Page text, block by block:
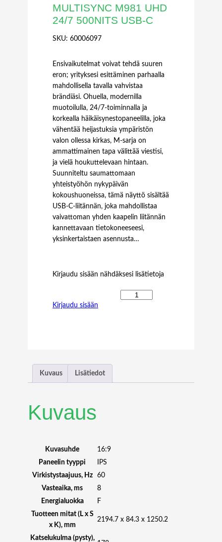
MULTISYNC M981 UHD
24/7 500NITS USB-C
SKU: 60006097
Ensivaikutelmat voivat tehdä suuren
eron; yrityksesi esittäminen parhaalla
mahdollisella tavalla vahvistaa
brändiäsi. Ohuella, modernilla
muotoilulla, 24/7-toiminnalla ja
korkealla häikäisynestopaneelilla, joka
vähentää heijastuksia ympäristön
valon ollessa kirkas, M-sarja on
ammattimainen tapa välittää viestisi,
ja vielä houkuttelevaan hintaan.
Suunniteltu saumattomaan
yhteistyöhön nykypäivän
kokoushuoneissa, tämä näyttö sisältää
USB-C-liitännän, joka mahdollistaa
vaivattoman yhden kaapelin liitännän
kannettavaan tietokoneeseesi,
yksinkertaistaen asennusta…
Kirjaudu sisään nähdäksesi lisätietoja
L
Kirjaudu sisään
Kuvaus Lisätiedot
Kuvaus
Kuvasuhde
16:9
Paneelin tyyppi
IPS
Virkistystaajuus, Hz
60
Vasteaika, ms
8
Energialuokka
F
Tuotteen mitat (L x S
x K), mm
2194.7 x 84.3 x 1250.2
Katselukulma (pysty),